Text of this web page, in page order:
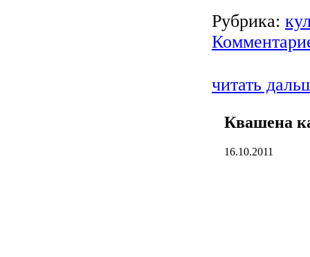
Рубрика:
читать
Квашена
16.10.2011